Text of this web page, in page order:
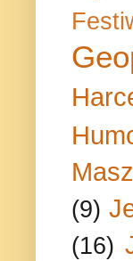
(9)
(16)